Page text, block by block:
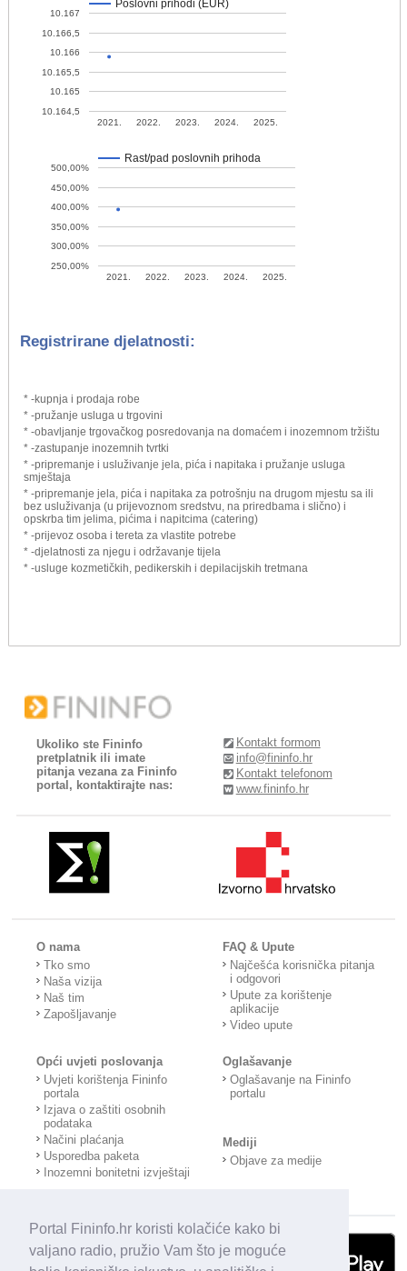
Portal Fininfo.hr koristi kolačiće kako bi
valjano radio, pružio Vam što je moguće
Poslovni prihodi (EUR)
2021. 2022. 2023. 2024. 2025.
10.164,5
10.165
10.165,5
10.166
10.166,5
10.167
Rast/pad poslovnih prihoda
2021. 2022. 2023. 2024. 2025.
250,00%
300,00%
350,00%
400,00%
450,00%
500,00%
Registrirane djelatnosti:
* -kupnja i prodaja robe
* -pružanje usluga u trgovini
* -obavljanje trgovačkog posredovanja na domaćem i inozemnom tržištu
* -zastupanje inozemnih tvrtki
* -pripremanje i usluživanje jela, pića i napitaka i pružanje usluga
smještaja
* -pripremanje jela, pića i napitaka za potrošnju na drugom mjestu sa ili
bez usluživanja (u prijevoznom sredstvu, na priredbama i slično) i
opskrba tim jelima, pićima i napitcima (catering)
* -prijevoz osoba i tereta za vlastite potrebe
* -djelatnosti za njegu i održavanje tijela
* -usluge kozmetičkih, pedikerskih i depilacijskih tretmana
Ukoliko ste Fininfo
pretplatnik ili imate
pitanja vezana za Fininfo
portal, kontaktirajte nas:
Kontakt formom
info@fininfo.hr
Kontakt telefonom
www.fininfo.hr
O nama
Tko smo
Naša vizija
Naš tim
Zapošljavanje
FAQ & Upute
Najčešća korisnička pitanja
i odgovori
Upute za korištenje
aplikacije
Video upute
Opći uvjeti poslovanja
Uvjeti korištenja Fininfo
portala
Izjava o zaštiti osobnih
podataka
Načini plaćanja
Usporedba paketa
Inozemni bonitetni izvještaji
Oglašavanje
Oglašavanje na Fininfo
portalu
Mediji
Objave za medije